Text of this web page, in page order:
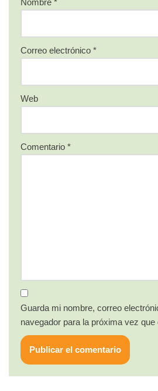
Nombre *
Correo electrónico *
Web
Comentario *
Guarda mi nombre, correo
navegador para la próxima vez que